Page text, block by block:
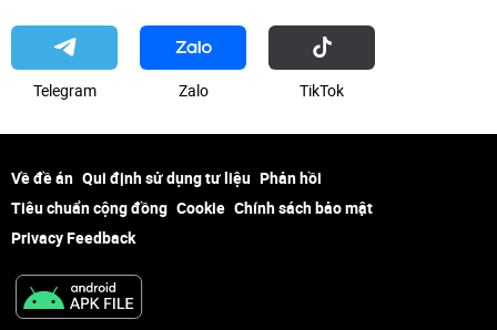
Telegram Zalo ТikТоk
Về đề án Qui định sử dụng tư liệu Phản hồi
Tiêu chuẩn cộng đồng Cookie Chính sách bảo mật
Privacy Feedback